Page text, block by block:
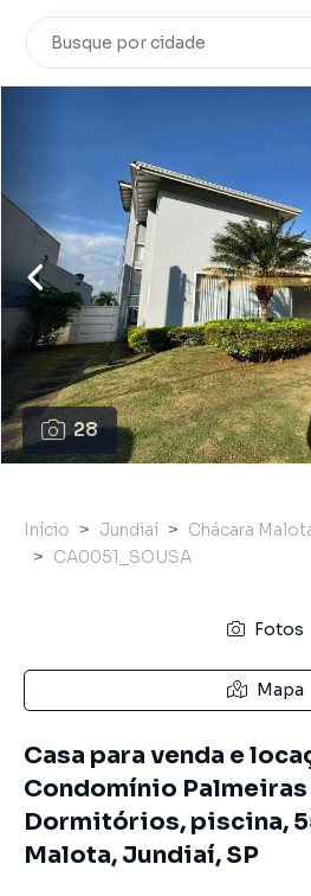
28
Início Jundiaí Chácara
CA0051_SOUSA
Fotos
Mapa
Casa para venda e
Condomínio
Dormitórios, piscina,
Malota, Jundiaí, SP